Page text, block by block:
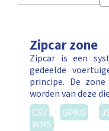
Zipcar zone
Zipcar is een
gedeelde
principe. De
worden van deze
CSV
GPKG
WMS